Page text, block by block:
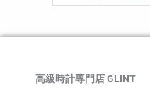
高級時計専門店 GLINT